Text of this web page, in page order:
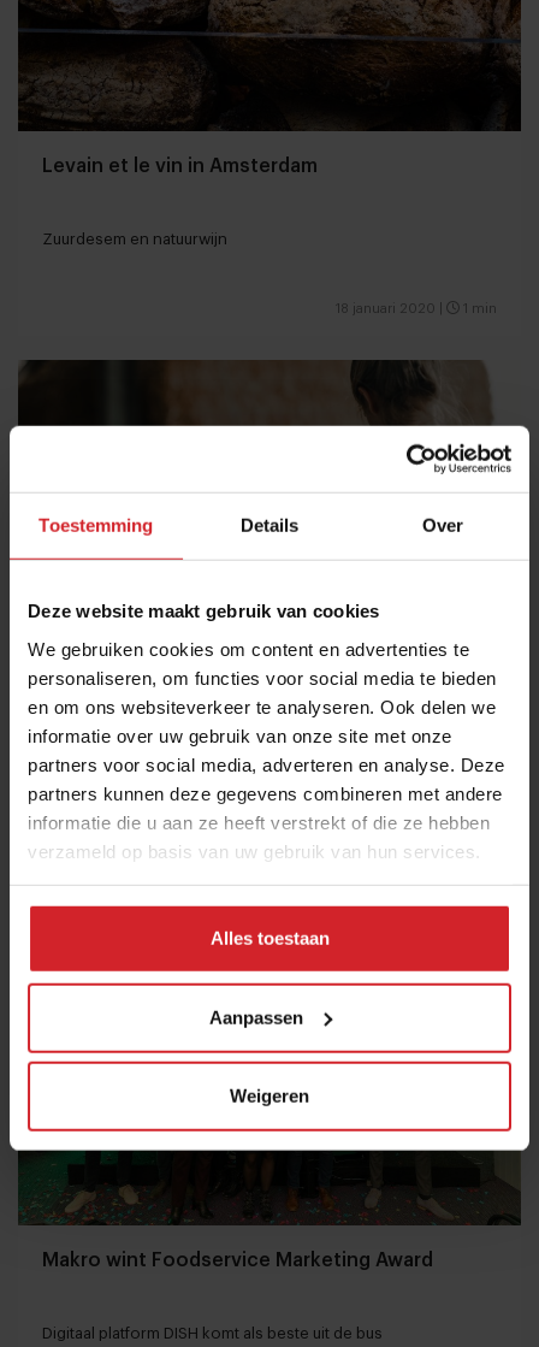
Toestemming Details Over
Deze website maakt gebruik van cookies
We gebruiken cookies om content en advertenties te
personaliseren, om functies voor social media te bieden
en om ons websiteverkeer te analyseren. Ook delen we
informatie over uw gebruik van onze site met onze
partners voor social media, adverteren en analyse. Deze
partners kunnen deze gegevens combineren met andere
informatie die u aan ze heeft verstrekt of die ze hebben
verzameld op basis van uw gebruik van hun services.
Alles toestaan
Aanpassen
Weigeren
Levain et le vin in Amsterdam
Zuurdesem en natuurwijn
18 januari 2020 1 min
Mannen zijn verrukkelijk
Reportage in Print #6
16 januari 2020| 1 min
Makro wint Foodservice Marketing Award
Digitaal platform DISH komt als beste uit de bus